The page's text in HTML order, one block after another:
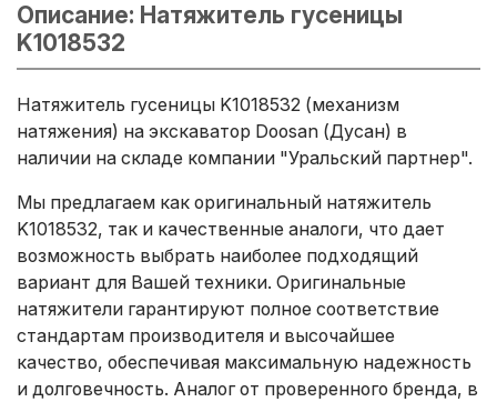
Описание: Натяжитель гусеницы
K1018532
Натяжитель гусеницы K1018532 (механизм
натяжения) на экскаватор Doosan (Дусан) в
наличии на складе компании "Уральский партнер".
Мы предлагаем как оригинальный натяжитель
K1018532, так и качественные аналоги, что дает
возможность выбрать наиболее подходящий
вариант для Вашей техники. Оригинальные
натяжители гарантируют полное соответствие
стандартам производителя и высочайшее
качество, обеспечивая максимальную надежность
и долговечность. Аналог от проверенного бренда, в